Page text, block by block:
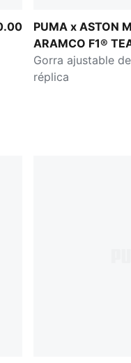
PUMA x ASTON
ARAMCO F1®
Gorra ajustable
réplica